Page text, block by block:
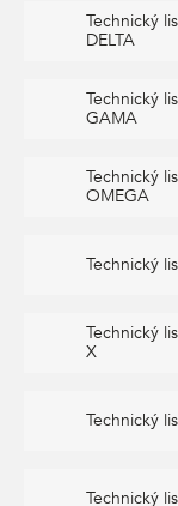
Technický
DELTA
Technický
GAMA
Technický
OMEGA
Technický
Technický
X
Technický
Technický